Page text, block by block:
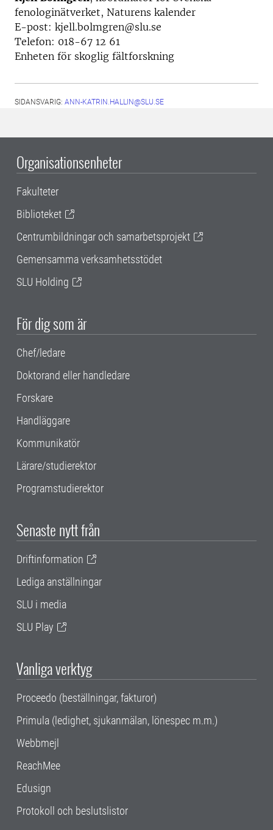
fenologinätverket, Naturens kalender
E-post: kjell.bolmgren@slu.se
Telefon: 018-67 12 61
Enheten för skoglig fältforskning
SIDANSVARIG: ANN-KATRIN.HALLIN@SLU.SE
Organisationsenheter
Fakulteter
Biblioteket
Centrumbildningar och samarbetsprojekt
Gemensamma verksamhetsstödet
SLU Holding
För dig som är
Chef/ledare
Doktorand eller handledare
Forskare
Handläggare
Kommunikatör
Lärare/studierektor
Programstudierektor
Senaste nytt från
Driftinformation
Lediga anställningar
SLU i media
SLU Play
Vanliga verktyg
Proceedo (beställningar, fakturor)
Primula (ledighet, sjukanmälan, lönespec m.m.)
Webbmejl
ReachMee
Edusign
Protokoll och beslutslistor